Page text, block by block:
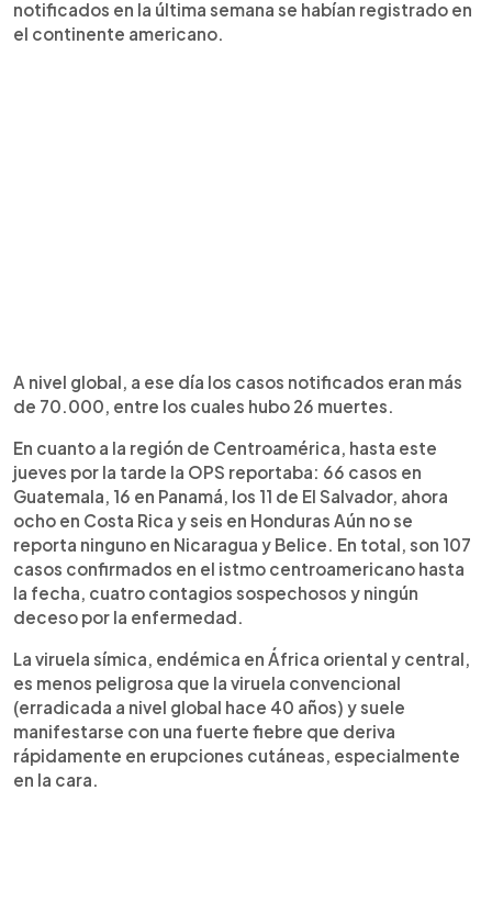
notificados en la última semana se habían registrado en
el continente americano.
A nivel global, a ese día los casos notificados eran más
de 70.000, entre los cuales hubo 26 muertes.
En cuanto a la región de Centroamérica, hasta este
jueves por la tarde la OPS reportaba: 66 casos en
Guatemala, 16 en Panamá, los 11 de El Salvador, ahora
ocho en Costa Rica y seis en Honduras Aún no se
reporta ninguno en Nicaragua y Belice. En total, son 107
casos confirmados en el istmo centroamericano hasta
la fecha, cuatro contagios sospechosos y ningún
deceso por la enfermedad.
La viruela símica, endémica en África oriental y central,
es menos peligrosa que la viruela convencional
(erradicada a nivel global hace 40 años) y suele
manifestarse con una fuerte fiebre que deriva
rápidamente en erupciones cutáneas, especialmente
en la cara.